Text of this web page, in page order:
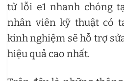
từ lỗi e1 nhanh chóng
nhân viên kỹ thuật có
kinh nghiệm sẽ hỗ trợ
hiệu quả cao nhất.